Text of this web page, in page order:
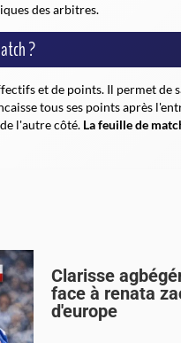
des arbitres.
?
et de points. Il permet de
tous ses points après
l'autre côté. La feuille de
Clarisse
face à renata
d'europe